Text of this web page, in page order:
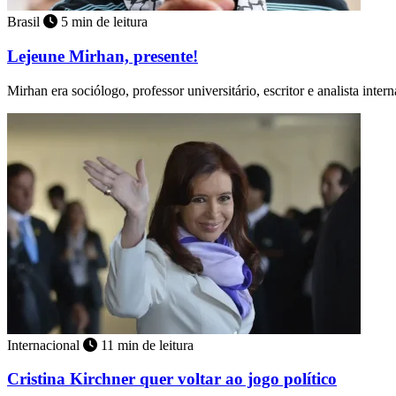
Brasil 5 min de leitura
Lejeune Mirhan, presente!
Mirhan era sociólogo, professor universitário, escritor e analista
Internacional 11 min de leitura
Cristina Kirchner quer voltar ao jogo político